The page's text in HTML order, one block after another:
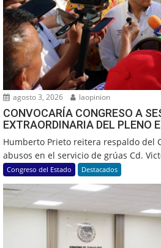
agosto 3, 2026 laopinion
CONVOCARÍA CONGRESO A
EXTRAORDINARIA DEL PLENO
Humberto Prieto reitera respaldo del
abusos en el servicio de grúas Cd.
Congreso del Estado Destacados